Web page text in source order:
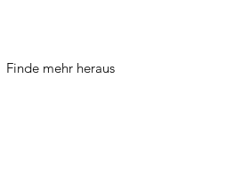
Finde mehr heraus